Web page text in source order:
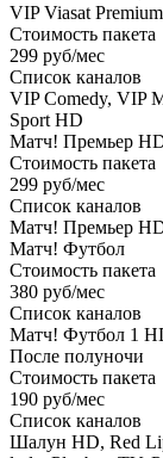
VIP Viasat Premium
Стоимость пакета
299 руб/мес
Список каналов
VIP Comedy, VIP
Sport HD
Матч! Премьер
Стоимость пакета
299 руб/мес
Список каналов
Матч! Премьер
Матч! Футбол
Стоимость пакета
380 руб/мес
Список каналов
Матч! Футбол 1
После полуночи
Стоимость пакета
190 руб/мес
Список каналов
Шалун HD, Red